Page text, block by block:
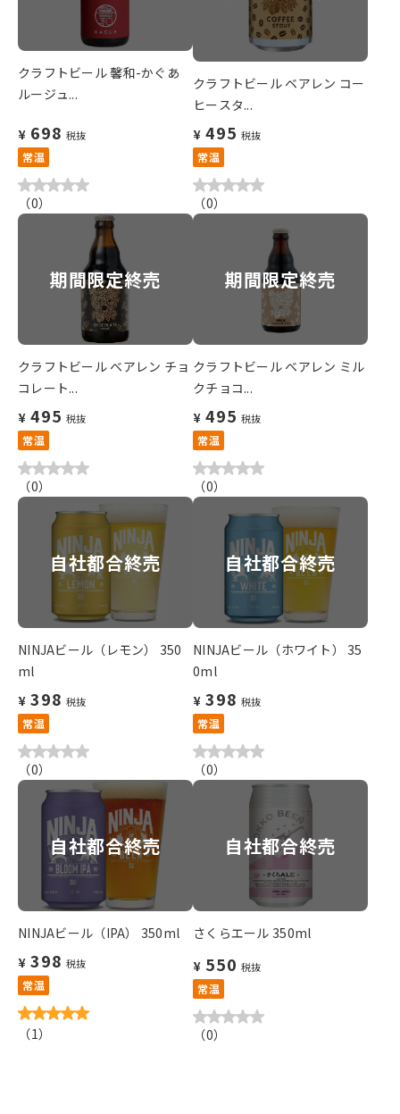
クラフトビール 馨和-かぐあ
ルージュ...
¥ 698 税抜
常温
（0）
クラフトビール ベアレン コー
ヒースタ...
¥ 495 税抜
常温
（0）
期間限定終売
クラフトビール ベアレン チョ
コレート...
¥ 495 税抜
常温
（0）
期間限定終売
クラフトビール ベアレン ミル
クチョコ...
¥ 495 税抜
常温
（0）
自社都合終売
NINJAビール（レモン） 350
ml
¥ 398 税抜
常温
（0）
自社都合終売
NINJAビール（ホワイト） 35
0ml
¥ 398 税抜
常温
（0）
自社都合終売
NINJAビール（IPA） 350ml
¥ 398 税抜
常温
（1）
自社都合終売
さくらエール 350ml
¥ 550 税抜
常温
（0）